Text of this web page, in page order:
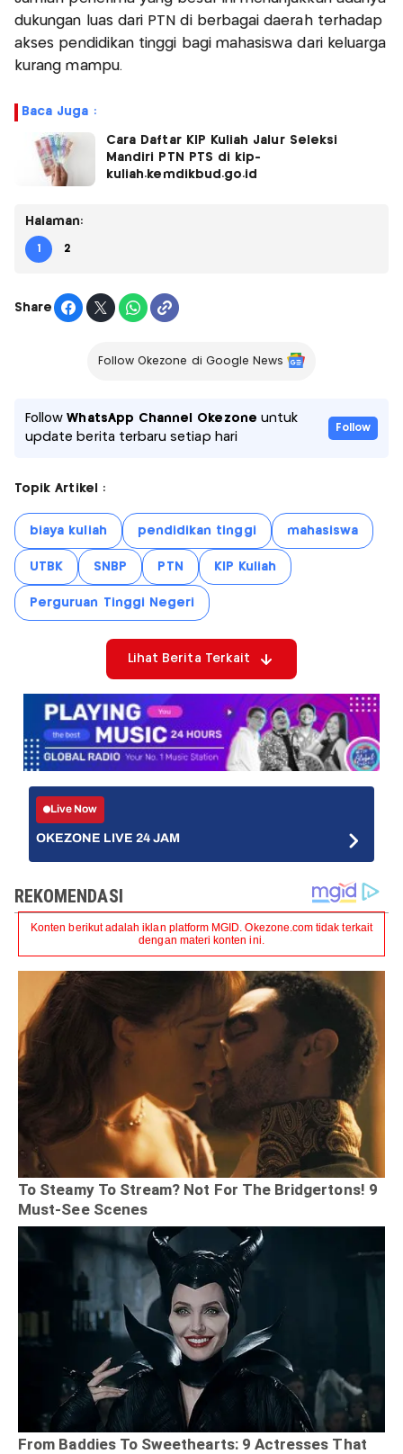
dukungan luas dari PTN di berbagai daerah terhadap
akses pendidikan tinggi bagi mahasiswa dari keluarga
kurang mampu.
Baca Juga :
Cara Daftar KIP Kuliah Jalur Seleksi
Mandiri PTN PTS di kip-
kuliah.kemdikbud.go.id
Halaman:
1 2
Share
Follow Okezone di Google News
FollowWhatsApp Channel Okezone untuk
update berita terbaru setiap hari
Follow
Topik Artikel :
biaya kuliah pendidikan tinggi mahasiswa
UTBK SNBP PTN KIP Kuliah
Perguruan Tinggi Negeri
Lihat Berita Terkait
Live Now
OKEZONE LIVE 24 JAM